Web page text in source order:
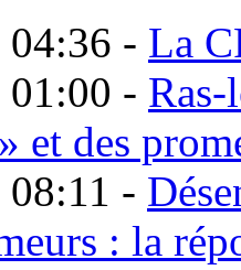
- La
-
et des
-
: la